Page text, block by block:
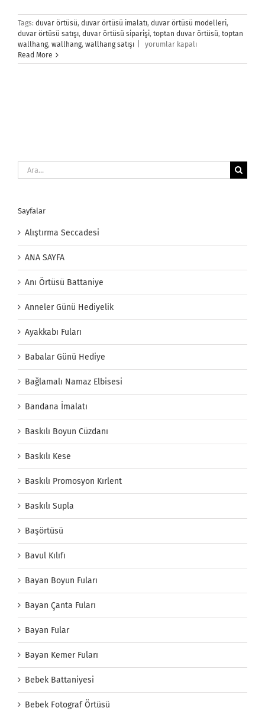
Tags: duvar örtüsü, duvar örtüsü imalatı, duvar örtüsü modelleri,
duvar örtüsü satışı, duvar örtüsü siparişi, toptan duvar örtüsü, toptan
wallhang, wallhang, wallhang satışı
Duvar
için
yorumlar kapalı
Read More
Ara:
Sayfalar
Alıştırma Seccadesi
ANA SAYFA
Anı Örtüsü Battaniye
Anneler Günü Hediyelik
Ayakkabı Fuları
Babalar Günü Hediye
Bağlamalı Namaz Elbisesi
Bandana İmalatı
Baskılı Boyun Cüzdanı
Baskılı Kese
Baskılı Promosyon Kırlent
Baskılı Supla
Başörtüsü
Bavul Kılıfı
Bayan Boyun Fuları
Bayan Çanta Fuları
Bayan Fular
Bayan Kemer Fuları
Bebek Battaniyesi
Bebek Fotograf Örtüsü